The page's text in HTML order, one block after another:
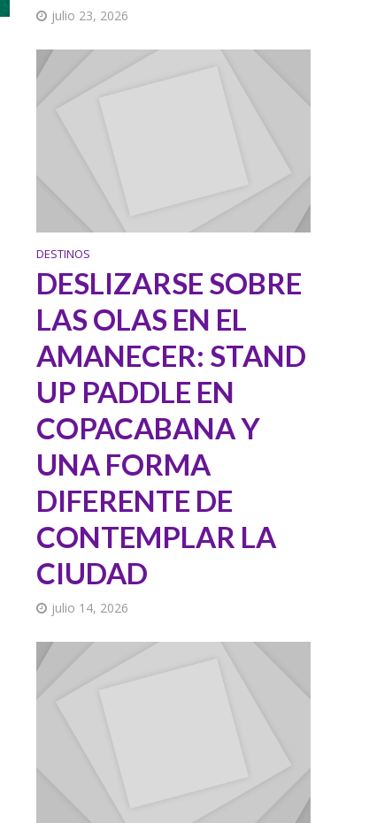
julio 23, 2026
DESTINOS
DESLIZARSE SOBRE
LAS OLAS EN EL
AMANECER: STAND
UP PADDLE EN
COPACABANA Y
UNA FORMA
DIFERENTE DE
CONTEMPLAR LA
CIUDAD
julio 14, 2026